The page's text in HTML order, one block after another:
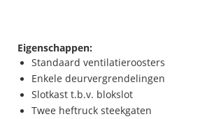
Eigenschappen:
Standaard ventilatieroosters
Enkele deurvergrendelingen
Slotkast t.b.v. blokslot
Twee heftruck steekgaten